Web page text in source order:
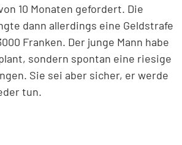
10 Monaten gefordert. Die
dann allerdings eine Geldstrafe
Franken. Der junge Mann habe
sondern spontan eine riesige
Sie sei aber sicher, er werde
tun.